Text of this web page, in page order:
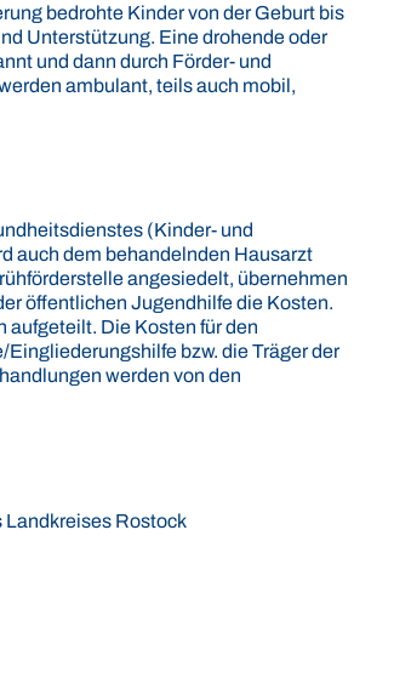
bedrohte Kinder von der Geburt bis
Unterstützung. Eine drohende oder
und dann durch Förder- und
ambulant, teils auch mobil,
(Kinder- und
auch dem behandelnden Hausarzt
angesiedelt, übernehmen
öffentlichen Jugendhilfe die Kosten.
aufgeteilt. Die Kosten für den
bzw. die Träger der
werden von den
Rostock